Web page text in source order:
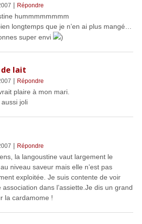
| Répondre
hummmmmmmm
longtemps que je n’en ai plus mangé…
super envi
)
lait
| Répondre
plaire à mon mari.
joli
| Répondre
la langoustine vaut largement le
niveau saveur mais elle n’est pas
exploitée. Je suis contente de voir
association dans l’assiette.Je dis un grand
la cardamome !